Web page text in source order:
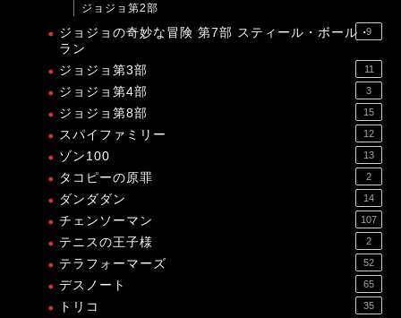
ジョジョ第2部
ジョジョの奇妙な冒険 第7部 スティール・ボール・
ラン
9
ジョジョ第3部 11
ジョジョ第4部 3
ジョジョ第8部 15
スパイファミリー 12
ゾン100 13
タコピーの原罪 2
ダンダダン 14
チェンソーマン 107
テニスの王子様 2
テラフォーマーズ 52
デスノート 65
トリコ 35